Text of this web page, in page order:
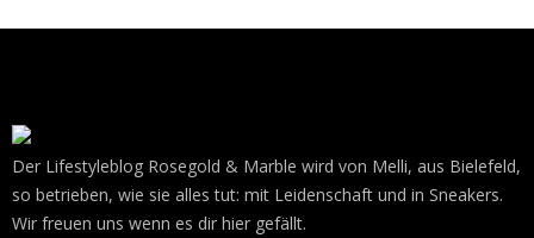
Der Lifestyleblog Rosegold & Marble wird von Melli, aus Bielefeld,
so betrieben, wie sie alles tut: mit Leidenschaft und in Sneakers.
Wir freuen uns wenn es dir hier gefällt.